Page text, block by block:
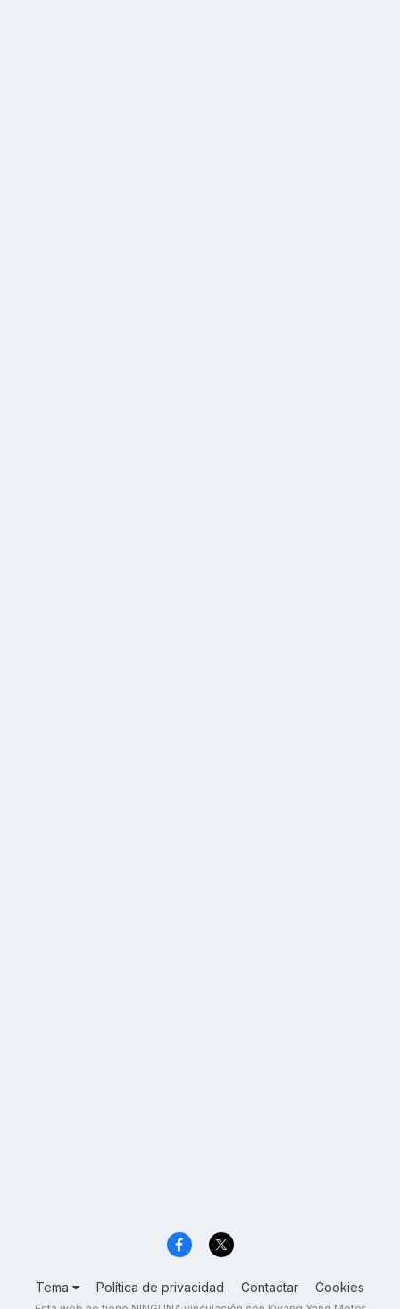
Tema Política de privacidad Contactar Cookies